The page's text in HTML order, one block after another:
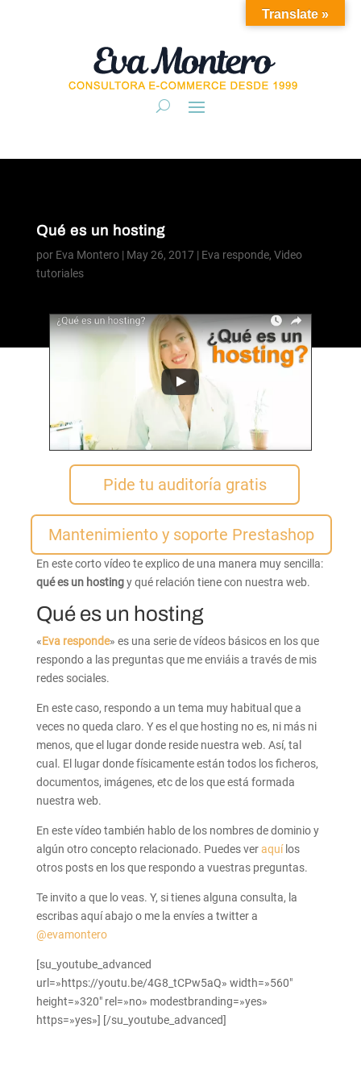
Qué es un hosting
por Eva Montero| May 26, 2017 | Eva responde, Video
tutoriales
Pide tu auditoría gratis
Mantenimiento y soporte Prestashop
En este corto vídeo te explico de una manera muy sencilla:
qué es un hostingy qué relación tiene con nuestra web.
Qué es un hosting
«Eva responde» es una serie de vídeos básicos en los que
respondo a las preguntas que me enviáis a través de mis
redes sociales.
En este caso, respondo a un tema muy habitual que a
veces no queda claro. Y es el que hosting no es, ni más ni
menos, que el lugar donde reside nuestra web. Así, tal
cual. El lugar donde físicamente están todos los ficheros,
documentos, imágenes, etc de los que está formada
nuestra web.
En este vídeo también hablo de los nombres de dominio y
algún otro concepto relacionado. Puedes veraquílos
otros posts en los que respondo a vuestras preguntas.
Te invito a que lo veas. Y, si tienes alguna consulta, la
escribas aquí abajo o me la envíes a twitter a
@evamontero
[su_youtube_advanced
url=»https://youtu.be/4G8_tCPw5aQ» width=»560″
height=»320″ rel=»no» modestbranding=»yes»
https=»yes»] [/su_youtube_advanced]
Translate »